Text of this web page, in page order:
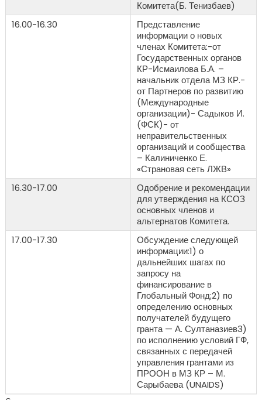
Комитета(Б. Тенизбаев)
16.00-16.30
Представление
информации о новых
членах Комитета:-от
Государственных органов
КР-Исмаилова Б.А. –
начальник отдела МЗ КР.-
от Партнеров по развитию
(Международные
организации)- Садыков И.
(ФСК)- от
неправительственных
организаций и сообщества
– Калиниченко Е.
«Страновая сеть ЛЖВ»
16.30-17.00
Одобрение и рекомендации
для утверждения на КСОЗ
основных членов и
альтернатов Комитета.
17.00-17.30
Обсуждение следующей
информации:1) о
дальнейших шагах по
запросу на
финансирование в
Глобальный Фонд;2) по
определению основных
получателей будущего
гранта — А. Султаназиев3)
по исполнению условий ГФ,
связанных с передачей
управления грантами из
ПРООН в МЗ КР – М.
Сарыбаева (UNAIDS)